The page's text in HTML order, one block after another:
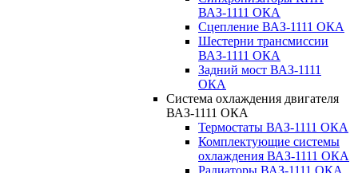
ВАЗ-1111 ОКА
Сцепление ВАЗ-1111 ОКА
Шестерни трансмиссии
ВАЗ-1111 ОКА
Задний мост ВАЗ-1111
ОКА
Система охлаждения двигателя
ВАЗ-1111 ОКА
Термостаты ВАЗ-1111 ОКА
Комплектующие системы
охлаждения ВАЗ-1111 ОКА
Радиаторы ВАЗ-1111 ОКА